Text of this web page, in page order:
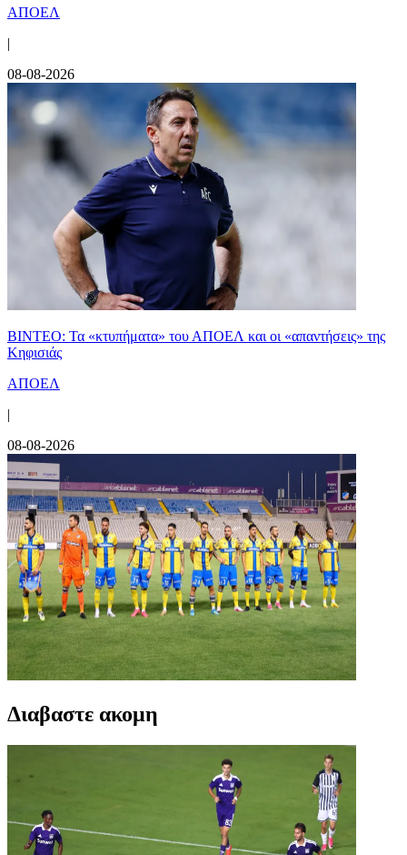
ΑΠΟΕΛ
|
08-08-2026
ΒΙΝΤΕΟ: Τα «κτυπήματα» του ΑΠΟΕΛ και οι «απαντήσεις» της
Κηφισιάς
ΑΠΟΕΛ
|
08-08-2026
Διαβαστε ακομη